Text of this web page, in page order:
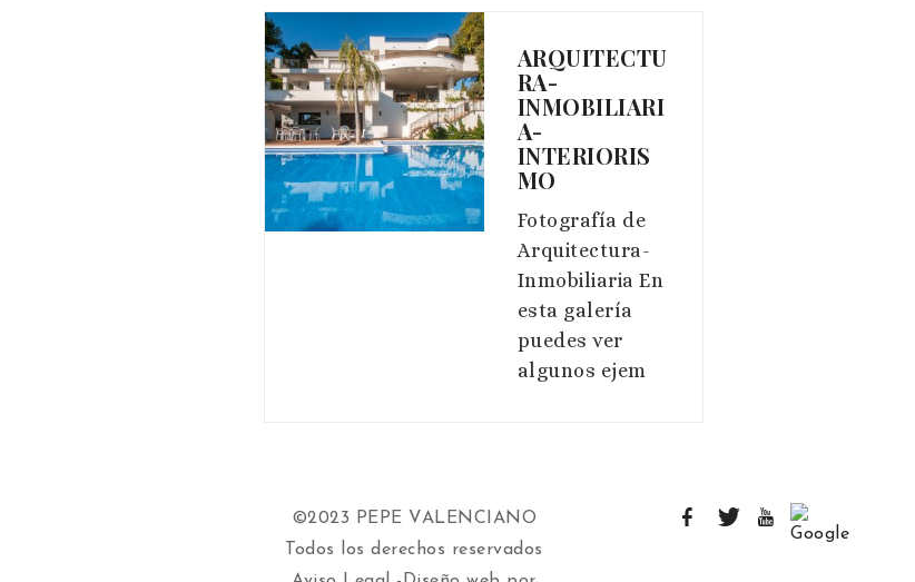
ARQUITECTU
RA-
INMOBILIARI
A-
INTERIORIS
MO
Fotografía de
Arquitectura-
Inmobiliaria En
esta galería
puedes ver
algunos ejem
©2023 PEPE VALENCIANO
Todos los derechos reservados